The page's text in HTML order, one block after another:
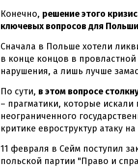
Конечно, решение этого
ключевых вопросов для
Сначала в Польше хотели
в конце концов в
нарушения, а лишь лучше
По сути, в этом вопросе
– прагматики, которые
неограниченного
критике евроструктур атаку
11 февраля в Сейм поступил
польской партии "Право и